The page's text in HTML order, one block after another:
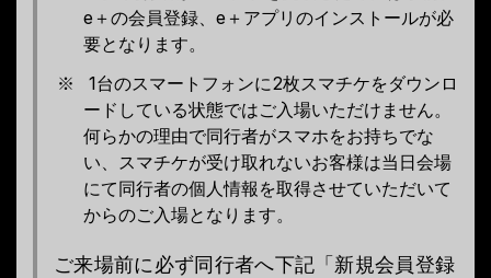
e＋の会員登録、e＋アプリのインストールが必
要となります。
1台のスマートフォンに2枚スマチケをダウンロ
ードしている状態ではご入場いただけません。
何らかの理由で同行者がスマホをお持ちでな
い、スマチケが受け取れないお客様は当日会場
にて同行者の個人情報を取得させていただいて
からのご入場となります。
ご来場前に必ず同行者へ下記「新規会員登録